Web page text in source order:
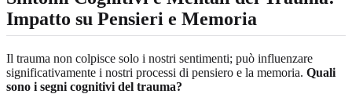
Impatto su Pensieri e Memoria
Il trauma non colpisce solo i nostri sentimenti; può influenzare
significativamente i nostri processi di pensiero e la memoria. Quali
sono i segni cognitivi del trauma?